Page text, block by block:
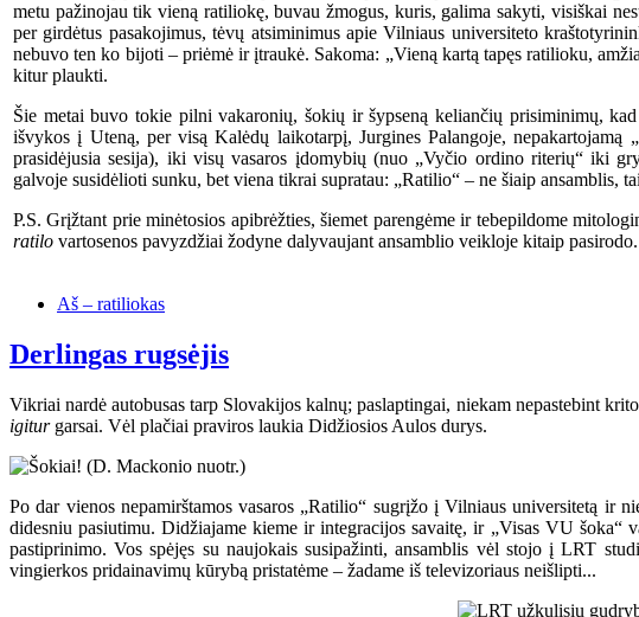
metu pažinojau tik vieną ratiliokę, buvau žmogus, kuris, galima sakyti, visiškai
per girdėtus pasakojimus, tėvų atsiminimus apie Vilniaus universiteto
nebuvo ten ko bijoti – priėmė ir įtraukė. Sakoma: „Vieną kartą tapęs ratilioku,
kitur plaukti.
Šie metai buvo tokie pilni vakaronių, šokių ir šypseną keliančių prisiminimų,
išvykos į Uteną, per visą Kalėdų laikotarpį, Jurgines Palangoje,
prasidėjusia sesija), iki visų vasaros įdomybių (nuo „Vyčio ordino riterių“ iki
galvoje susidėlioti sunku, bet viena tikrai supratau: „Ratilio“ – ne šiaip ansamblis,
P.S. Grįžtant prie minėtosios apibrėžties, šiemet parengėme ir tebepildome
ratilo vartosenos pavyzdžiai žodyne dalyvaujant ansamblio veikloje kitaip
Aš – ratiliokas
Derlingas rugsėjis
Vikriai nardė autobusas tarp Slovakijos kalnų; paslaptingai, niekam nepastebint
igiturgarsai. Vėl plačiai praviros laukia Didžiosios Aulos durys.
Po dar vienos nepamirštamos vasaros „Ratilio“ sugrįžo į Vilniaus universitetą ir
didesniu pasiutimu. Didžiajame kieme ir integracijos savaitę, ir „Visas VU šoka“
pastiprinimo. Vos spėjęs su naujokais susipažinti, ansamblis vėl stojo į LRT
vingierkos pridainavimų kūrybą pristatėme – žadame iš televizoriaus neišlipti...